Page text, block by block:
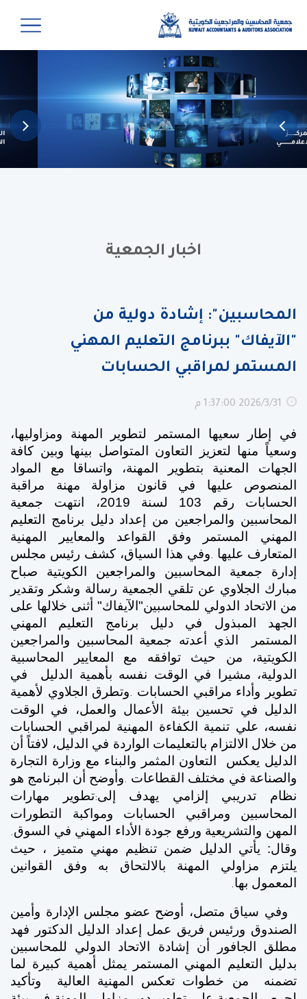
اخبار الجمعية
المحاسبين": إشادة دولية من
"الآيفاك" ببرنامج التعليم المهني
المستمر لمراقبي الحسابات
31‏‏/3‏‏/2026 1:37:00 م
في إطار سعيها المستمر لتطوير المهنة ومزاوليها،
وسعياً منها لتعزيز التعاون المتواصل بينها وبين كافة
الجهات المعنية بتطوير المهنة، واتساقا مع المواد
المنصوص عليها في قانون مزاولة مهنة مراقبة
الحسابات رقم 103 لسنة 2019، انتهت جمعية
المحاسبين والمراجعين من إعداد دليل برنامج التعليم
المهني المستمر وفق القواعد والمعايير المهنية
المتعارف عليها .وفي هذا السياق، كشف رئيس مجلس
إدارة جمعية المحاسبين والمراجعين الكويتية صباح
مبارك الجلاوي عن تلقي الجمعية رسالة وشكر وتقدير
من الاتحاد الدولي للمحاسبين"الآيفاك" أثنى خلالها على
الجهد المبذول في دليل برنامج التعليم المهني
المستمر الذي أعدته جمعية المحاسبين والمراجعين
الكويتية، من حيث توافقه مع المعايير المحاسبية
الدولية، مشيرا في الوقت نفسه بأهمية الدليل في
تطوير وأداء مراقبي الحسابات .وتطرق الجلاوي لأهمية
الدليل في تحسين بيئة الأعمال والعمل، في الوقت
نفسه، علي تنمية الكفاءة المهنية لمراقبي الحسابات
من خلال الالتزام بالتعليمات الواردة في الدليل، لافتاً أن
الدليل يعكس التعاون المثمر والبناء مع وزارة التجارة
والصناعة في مختلف القطاعات .وأوضح أن البرنامج هو
نظام تدريبي إلزامي يهدف إلى:تطوير مهارات
المحاسبين ومراقبي الحسابات ومواكبة التطورات
المهن والتشريعية ورفع جودة الأداء المهني في السوق.
وقال: يأتي الدليل ضمن تنظيم مهني متميز ، حيث
يلتزم مزاولي المهنة بالالتحاق به وفق القوانين
المعمول بها.
وفي سياق متصل، أوضح عضو مجلس الإدارة وأمين
الصندوق ورئيس فريق عمل إعداد الدليل الدكتور فهد
مطلق الجافور أن إشادة الاتحاد الدولي للمحاسبين
بدليل التعليم المهني المستمر يمثل أهمية كبيرة لما
تضمنه من خطوات تعكس المهنية العالية وتأكيد